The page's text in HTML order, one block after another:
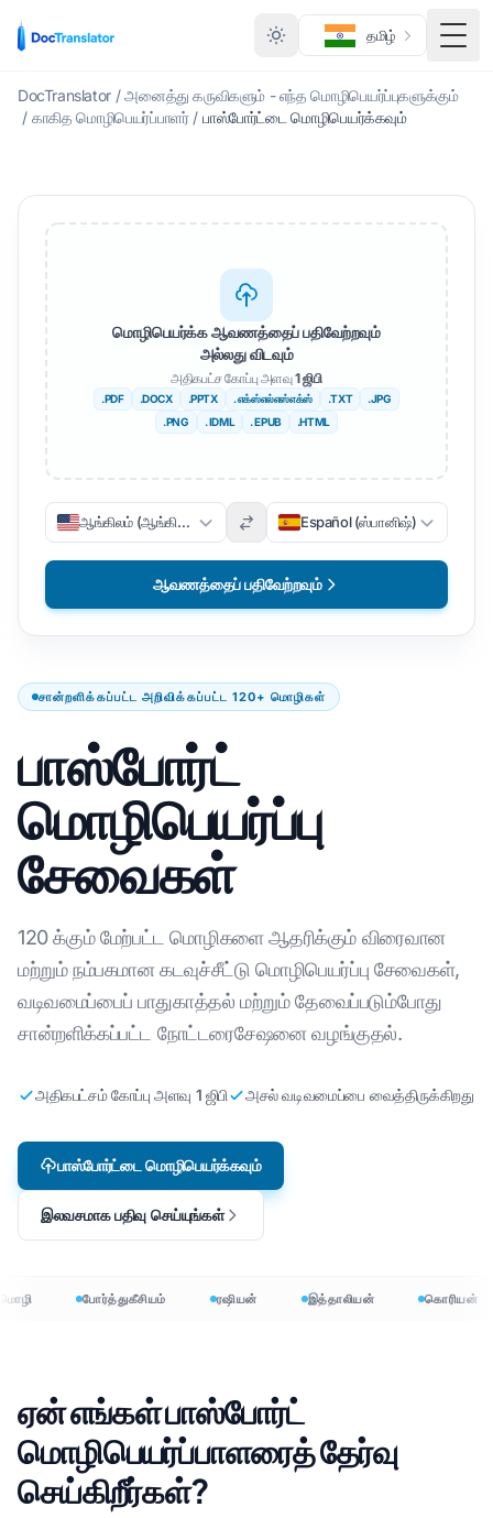
தமிழ்
DocTranslator / அனைத்து கருவிகளும் - எந்த மொழிபெயர்ப்புகளுக்கும்
/ காகித மொழிபெயர்ப்பாளர் / பாஸ்போர்ட்டை மொழிபெயர்க்கவும்
சான்றளிக்கப்பட்ட அறிவிக்கப்பட்ட 120+ மொழிகள்
பாஸ்போர்ட்
மொழிபெயர்ப்பு
சேவைகள்
120 க்கும் மேற்பட்ட மொழிகளை ஆதரிக்கும் விரைவான
மற்றும் நம்பகமான கடவுச்சீட்டு மொழிபெயர்ப்பு சேவைகள்,
வடிவமைப்பைப் பாதுகாத்தல் மற்றும் தேவைப்படும்போது
சான்றளிக்கப்பட்ட நோட்டரைசேஷனை வழங்குதல்.
அதிகபட்சம் கோப்பு அளவு 1 ஜிபி அசல் வடிவமைப்பை வைத்திருக்கிறது
பாஸ்போர்ட்டை மொழிபெயர்க்கவும்
இலவசமாக பதிவு செய்யுங்கள்
மொழிபெயர்க்க ஆவணத்தைப் பதிவேற்றவும்
அல்லது விடவும்
அதிகபட்ச கோப்பு அளவு1 ஜிபி
.PDF .DOCX .PPTX . எக்ஸ்எல்எஸ்எக்ஸ் .TXT
.JPG
.PNG
. IDML . EPUB .HTML
ஆங்கிலம் (ஆங்கிலம்) Español (ஸ்பானிஷ்)
ஆவணத்தைப் பதிவேற்றவும்
போர்த்துகீசியம் ரஷியன் இத்தாலியன் கொரியன்
ஏன் எங்கள் பாஸ்போர்ட்
மொழிபெயர்ப்பாளரைத் தேர்வு
செய்கிறீர்கள்?